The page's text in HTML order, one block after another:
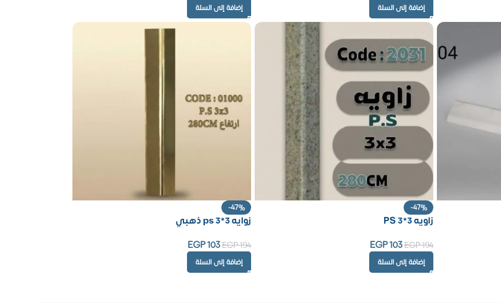
إضافة إلى السلة إضافة إلى السلة
-47%
زاويه PS 3*3
EGP194
EGP103
إضافة إلى السلة
-47%
زوايه ps 3*3 ذهبي
EGP194
EGP103
إضافة إلى السلة